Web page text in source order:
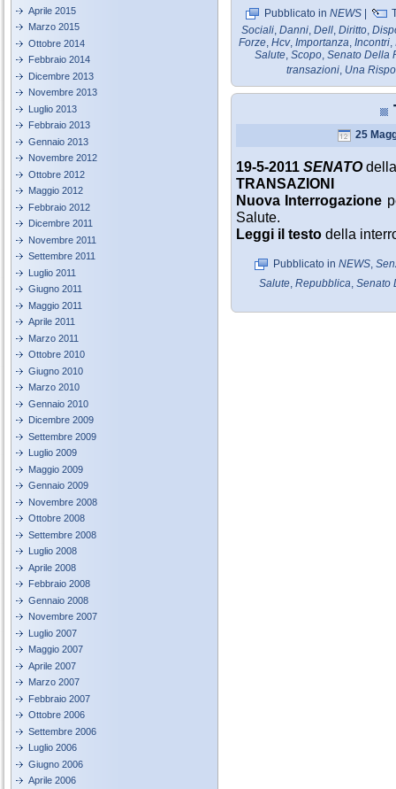
Aprile 2015
Marzo 2015
Ottobre 2014
Febbraio 2014
Dicembre 2013
Novembre 2013
Luglio 2013
Febbraio 2013
Gennaio 2013
Novembre 2012
Ottobre 2012
Maggio 2012
Febbraio 2012
Dicembre 2011
Novembre 2011
Settembre 2011
Luglio 2011
Giugno 2011
Maggio 2011
Aprile 2011
Marzo 2011
Ottobre 2010
Giugno 2010
Marzo 2010
Gennaio 2010
Dicembre 2009
Settembre 2009
Luglio 2009
Maggio 2009
Gennaio 2009
Novembre 2008
Ottobre 2008
Settembre 2008
Luglio 2008
Aprile 2008
Febbraio 2008
Gennaio 2008
Novembre 2007
Luglio 2007
Maggio 2007
Aprile 2007
Marzo 2007
Febbraio 2007
Ottobre 2006
Settembre 2006
Luglio 2006
Giugno 2006
Aprile 2006
Pubblicato in NEWS|
Sociali, Danni, Dell, Diritto,
Forze, Hcv, Importanza, Incontri,
Salute, Scopo, Senato Della
transazioni, Una
25
19-5-2011 SENATO
TRANSAZIONI
Nuova Interrogazione
Salute.
Leggi il testo della
Pubblicato in NEWS,
Salute, Repubblica, Senato